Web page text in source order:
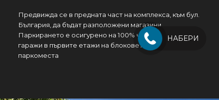
Предвижда се в предната част на комплекса, към бул.
България, да бъдат разположени магазини .
Паркирането е осигурено на 100% чрез надземни
гаражи в първите етажи на блоковете и надземни
паркоместа
НАБЕРИ